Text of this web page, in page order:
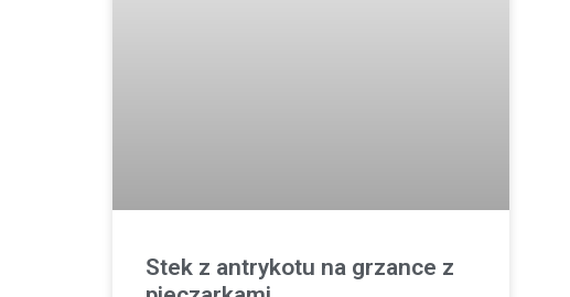
Stek z antrykotu na grzance z